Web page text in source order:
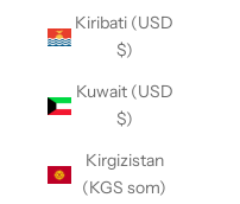
Kiribati (USD
$)
Kuwait (USD
$)
Kirgizistan
(KGS som)